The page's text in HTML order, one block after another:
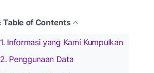
Table of Contents
1. Informasi yang Kami Kumpulkan
2. Penggunaan Data